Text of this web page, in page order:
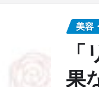
美容
果